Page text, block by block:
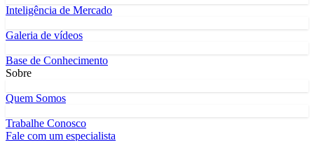
Inteligência de Mercado
Galeria de vídeos
Base de Conhecimento
Sobre
Quem Somos
Trabalhe Conosco
Fale com um especialista